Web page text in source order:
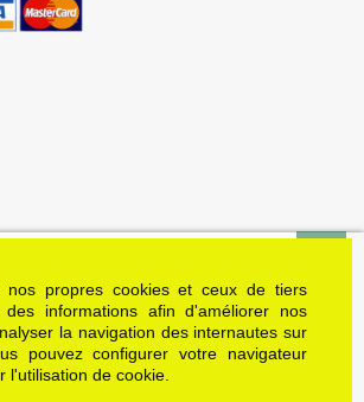
nos propres cookies et ceux de tiers
des informations afin d'améliorer nos
la navigation des internautes sur
pouvez configurer votre navigateur
l'utilisation de cookie.
5% en cadeau de
reçu dans le mail
email fournie).
à tout moment.
mentions légales
générales et la politique de confidentialité